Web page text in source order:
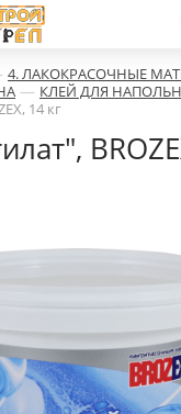
4. ЛАКОКРАСОЧНЫЕ
— КЛЕЙ ДЛЯ
14 кг